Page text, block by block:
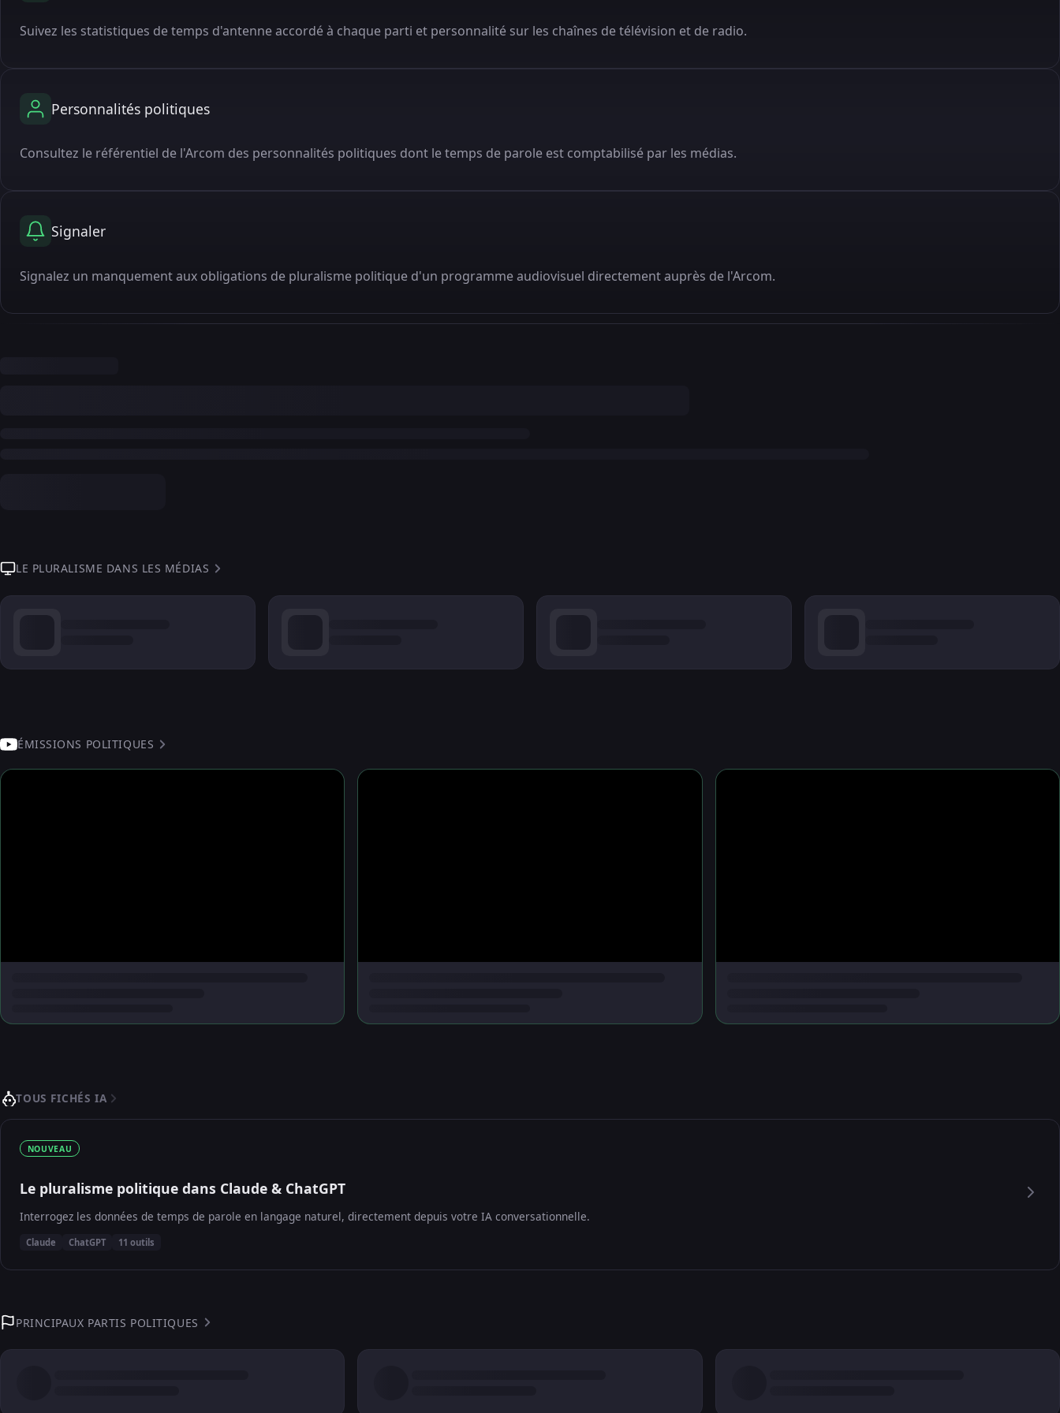
Suivez les statistiques de temps d'antenne accordé à chaque parti et personnalité sur les chaînes de télévision et de radio.
Personnalités politiques
Consultez le référentiel de l'Arcom des personnalités politiques dont le temps de parole est comptabilisé par les médias.
Signaler
Signalez un manquement aux obligations de pluralisme politique d'un programme audiovisuel directement auprès de l'Arcom.
LE PLURALISME DANS LES MÉDIAS
ÉMISSIONS POLITIQUES
TOUS FICHÉS IA
NOUVEAU
Le pluralisme politique dans Claude & ChatGPT
Interrogez les données de temps de parole en langage naturel, directement depuis votre IA conversationnelle.
Claude ChatGPT 11 outils
PRINCIPAUX PARTIS POLITIQUES